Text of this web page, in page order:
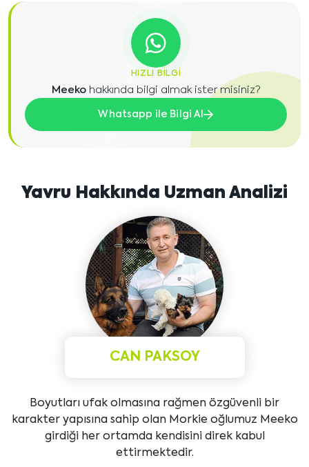
HIZLI BILGI
Meekohakkında bilgi almak ister misiniz?
Whatsapp ile Bilgi Al
Yavru Hakkında Uzman Analizi
CAN PAKSOY
Boyutları ufak olmasına rağmen özgüvenli bir
karakter yapısına sahip olan Morkie oğlumuz Meeko
girdiği her ortamda kendisini direk kabul
ettirmektedir.